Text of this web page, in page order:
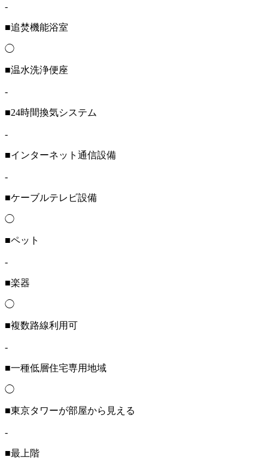
-
■追焚機能浴室
◯
■温水洗浄便座
-
■24時間換気システム
-
■インターネット通信設備
-
■ケーブルテレビ設備
◯
■ペット
-
■楽器
◯
■複数路線利用可
-
■一種低層住宅専用地域
◯
■東京タワーが部屋から見える
-
■最上階